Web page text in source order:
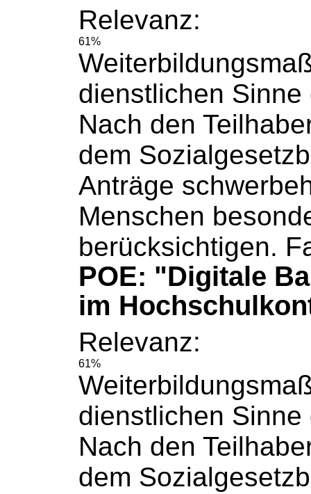
Relevanz:
61%
dienstlichen
Nach den
dem
Anträge
Menschen
berücksichtigen.
POE: "Digitale
im
Relevanz:
61%
dienstlichen
Nach den
dem